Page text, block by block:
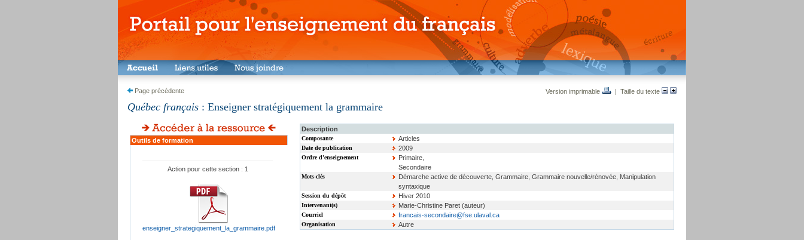
Page précédente Version imprimable | Taille du texte
Québec français : Enseigner stratégiquement la grammaire
Outils de formation
Action pour cette section : 1
enseigner_strategiquement_la_grammaire.pdf
Description
Composante Articles
Date de publication 2009
Ordre d'enseignement
Primaire,
Secondaire
Mots-clés
Démarche active de découverte, Grammaire, Grammaire nouvelle/rénovée, Manipulation
syntaxique
Session du dépôt Hiver 2010
Intervenant(s) Marie-Christine Paret (auteur)
Courriel francais-secondaire@fse.ulaval.ca
Organisation Autre